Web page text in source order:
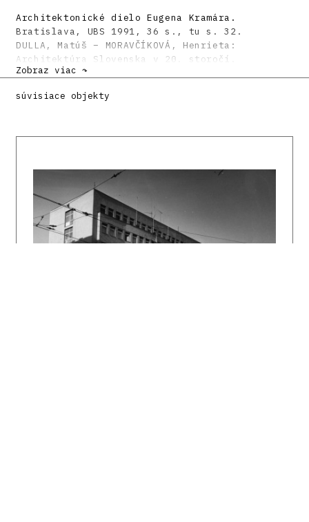
Architektonické dielo Eugena Kramára.
Bratislava, UBS 1991, 36 s., tu s. 32.
DULLA, Matúš – MORAVČÍKOVÁ, Henrieta:
Architektúra Slovenska v 20. storočí.
Bratislava, Slovart 2002. 512 s., tu s. 412.
Kramára a Štefana Lukačoviča (1942 – 1950).
Zobraz viac ↷
súvisiace objekty